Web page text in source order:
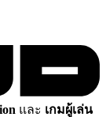
และ เกมผู้เล่น